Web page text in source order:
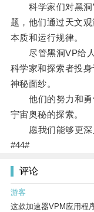
科学家们对黑洞
题，他们通过天文
本质和运行规律。
尽管黑洞VP给人
科学家和探索者投
神秘面纱。
他们的努力和勇
宇宙奥秘的探索。
愿我们能够更深
#44#
评论
游客
这款加速器VPM应用程